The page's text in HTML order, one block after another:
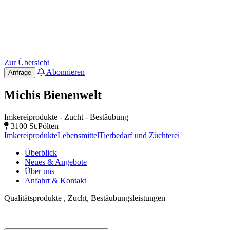
Zur Übersicht
Anfrage Abonnieren
Michis Bienenwelt
Imkereiprodukte - Zucht - Bestäubung
3100 St.Pölten
ImkereiprodukteLebensmittelTierbedarf und Züchterei
Überblick
Neues & Angebote
Über uns
Anfahrt & Kontakt
Qualitätsprodukte , Zucht, Bestäubungsleistungen